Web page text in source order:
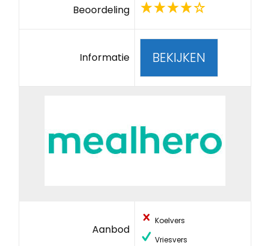
Beoordeling
Informatie BEKIJKEN
Aanbod
Koelvers
Vriesvers